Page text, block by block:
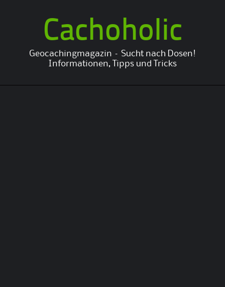
Cachoholic
Geocachingmagazin – Sucht nach Dosen!
Informationen, Tipps und Tricks